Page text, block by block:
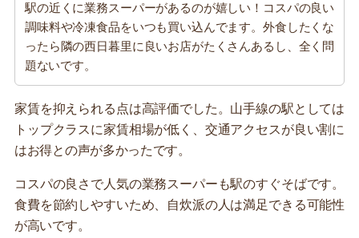
駅の近くに業務スーパーがあるのが嬉しい！コスパの良い
調味料や冷凍食品をいつも買い込んでます。外食したくな
ったら隣の西日暮里に良いお店がたくさんあるし、全く問
題ないです。
家賃を抑えられる点は高評価でした。山手線の駅としては
トップクラスに家賃相場が低く、交通アクセスが良い割に
はお得との声が多かったです。
コスパの良さで人気の業務スーパーも駅のすぐそばです。
食費を節約しやすいため、自炊派の人は満足できる可能性
が高いです。